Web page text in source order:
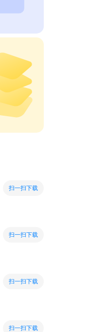
扫一扫下载
扫一扫下载
扫一扫下载
扫一扫下载